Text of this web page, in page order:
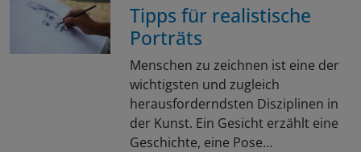
Tipps für realistische
Porträts
Menschen zu zeichnen ist eine der
wichtigsten und zugleich
herausforderndsten Disziplinen in
der Kunst. Ein Gesicht erzählt eine
Geschichte, eine Pose…